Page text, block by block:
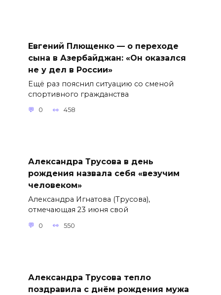
Евгений Плющенко — о переходе
сына в Азербайджан: «Он оказался
не у дел в России»
Ещё раз пояснил ситуацию со сменой
спортивного гражданства
0 458
Александра Трусова в день
рождения назвала себя «везучим
человеком»
Александра Игнатова (Трусова),
отмечающая 23 июня свой
0 550
Александра Трусова тепло
поздравила с днём рождения мужа